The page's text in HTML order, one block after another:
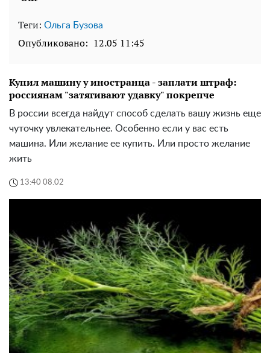
Теги: Ольга Бузова
Опубликовано: 12.05 11:45
Купил машину у иностранца - заплати штраф:
россиянам "затягивают удавку" покрепче
В россии всегда найдут способ сделать вашу жизнь еще
чуточку увлекательнее. Особенно если у вас есть
машина. Или желание ее купить. Или просто желание
жить
13:40 08.02